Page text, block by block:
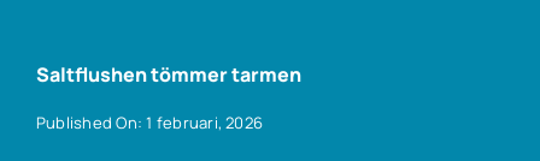
Saltflushen tömmer tarmen
Published On: 1 februari, 2026